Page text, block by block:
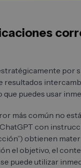
por
resultados
puedes usar
más común no
con
obtienen
el objetivo, el
puede utilizar